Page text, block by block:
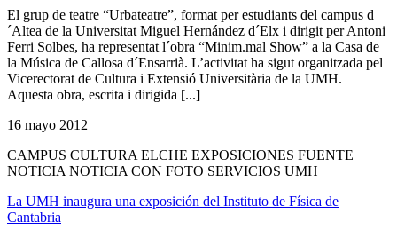
El grup de teatre “Urbateatre”, format per estudiants del campus d
´Altea de la Universitat Miguel Hernández d´Elx i dirigit per Antoni
Ferri Solbes, ha representat l´obra “Minim.mal Show” a la Casa de
la Música de Callosa d´Ensarrià. L’activitat ha sigut organitzada pel
Vicerectorat de Cultura i Extensió Universitària de la UMH.
Aquesta obra, escrita i dirigida [...]
16 mayo 2012
CAMPUS CULTURA ELCHE EXPOSICIONES FUENTE
NOTICIA NOTICIA CON FOTO SERVICIOS UMH
La UMH inaugura una exposición del Instituto de Física de
Cantabria